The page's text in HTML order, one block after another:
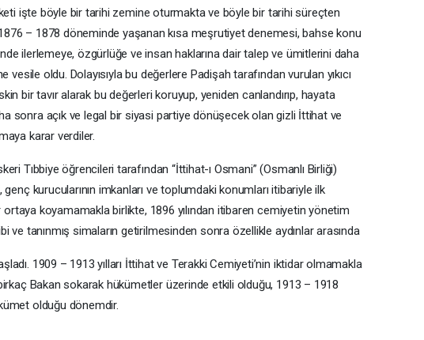
işte böyle bir tarihi zemine oturmakta ve böyle bir tarihi süreçten
– 1878 döneminde yaşanan kısa meşrutiyet denemesi, bahse konu
ilerlemeye, özgürlüğe ve insan haklarına dair talep ve ümitlerini daha
oldu. Dolayısıyla bu değerlere Padişah tarafından vurulan yıkıcı
bir tavır alarak bu değerleri koruyup, yeniden canlandırıp, hayata
sonra açık ve legal bir siyasi partiye dönüşecek olan gizli İttihat ve
karar verdiler.
Tıbbiye öğrencileri tarafından “İttihat-ı Osmani” (Osmanlı Birliği)
kurucularının imkanları ve toplumdaki konumları itibariyle ilk
ortaya koyamamakla birlikte, 1896 yılından itibaren cemiyetin yönetim
ve tanınmış simaların getirilmesinden sonra özellikle aydınlar arasında
1909 – 1913 yılları İttihat ve Terakki Cemiyeti’nin iktidar olmamakla
Bakan sokarak hükümetler üzerinde etkili olduğu, 1913 – 1918
olduğu dönemdir.